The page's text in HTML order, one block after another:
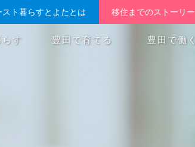
スト暮らすとよたとは 移住までのストーリー
す 豊田で育てる 豊田で働く